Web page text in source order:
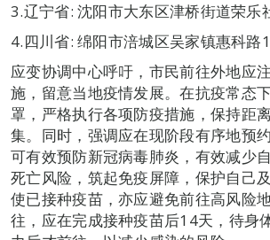
3.辽宁省: 沈阳市大东区津桥街道荣乐
4.四川省: 绵阳市涪城区吴家镇惠科路1
应变协调中心呼吁，市民前往外地应
施，留意当地疫情发展。在抗疫常态
罩，严格执行各项防疫措施，保持距
集。同时，强调应在现阶段有序地预
可有效预防新冠病毒肺炎，有效减少
死亡风险，筑起免疫屏障，保护自己
使已接种疫苗，亦应避免前往高风险
往，应在完成接种疫苗后14天，待身